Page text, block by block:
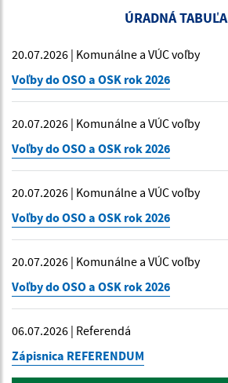
ÚRADNÁ TABUĽA
20.07.2026 | Komunálne a VÚC voľby
Voľby do OSO a OSK rok 2026
20.07.2026 | Komunálne a VÚC voľby
Voľby do OSO a OSK rok 2026
20.07.2026 | Komunálne a VÚC voľby
Voľby do OSO a OSK rok 2026
20.07.2026 | Komunálne a VÚC voľby
Voľby do OSO a OSK rok 2026
06.07.2026 | Referendá
Zápisnica REFERENDUM